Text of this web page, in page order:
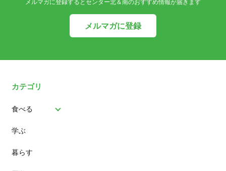
メルマガに登録するとセンター北＆南のおすすめ情報が届きます
メルマガに登録
カテゴリ
食べる
パン
スイーツ
学ぶ
暮らす